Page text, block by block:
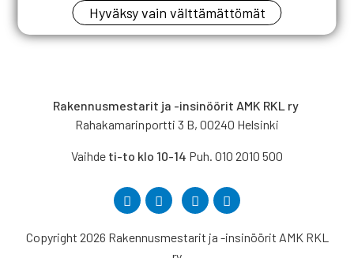
Rakennusmestarit ja -insinöörit AMK RKL ry
Rahakamarinportti 3 B, 00240 Helsinki
Vaihde ti-to klo 10-14 Puh. 010 2010 500
Copyright 2026 Rakennusmestarit ja -insinöörit AMK RKL
Hyväksy vain välttämättömät